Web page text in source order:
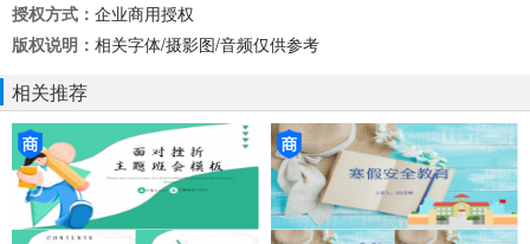
授权方式： 企业商用授权
版权说明： 相关字体/摄影图/音频仅供参考
相关推荐